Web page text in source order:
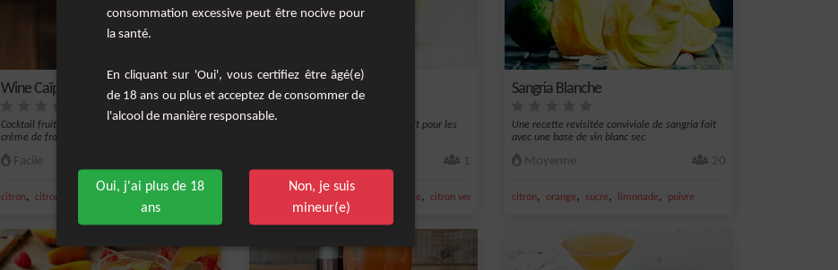
Wine Caïpi
Cocktail fruité à base de vin blanc moelleux,
crème de framboise, gingembre et citron f...
Facile
citron, citron vert frais
Hugo
Cocktail rafraîchissant et chic. Parfait pour les
1
eau gazeuse, citron vert frais sirop de fleur
Sangria Blanche
Une recette revisitée conviviale de sangria fait
avec une base de vin blanc sec
Moyenne 20
citron, orange, sucre, limonade, poivre
consommation excessive peut être nocive pour
la santé.
En cliquant sur 'Oui', vous certifiez être âgé(e)
de 18 ans ou plus et acceptez de consommer de
l'alcool de manière responsable.
Oui, j'ai plus de 18
ans
Non, je suis
mineur(e)